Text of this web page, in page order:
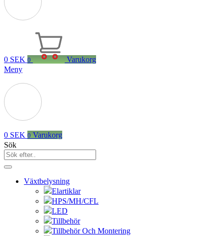
0 SEK 0
Varukorg
Meny
0 SEK 0 Varukorg
Sök
Växtbelysning
Elartiklar
HPS/MH/CFL
LED
Tillbehör
Tillbehör Och Montering